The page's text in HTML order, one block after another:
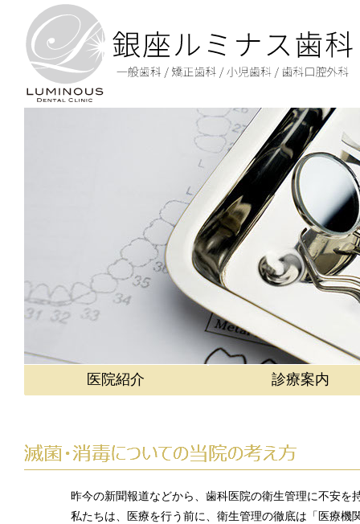
医院紹介 診療案内
昨今の新聞報道などから、歯科医院の衛生管理に不安を
私たちは、医療を行う前に、衛生管理の徹底は「医療